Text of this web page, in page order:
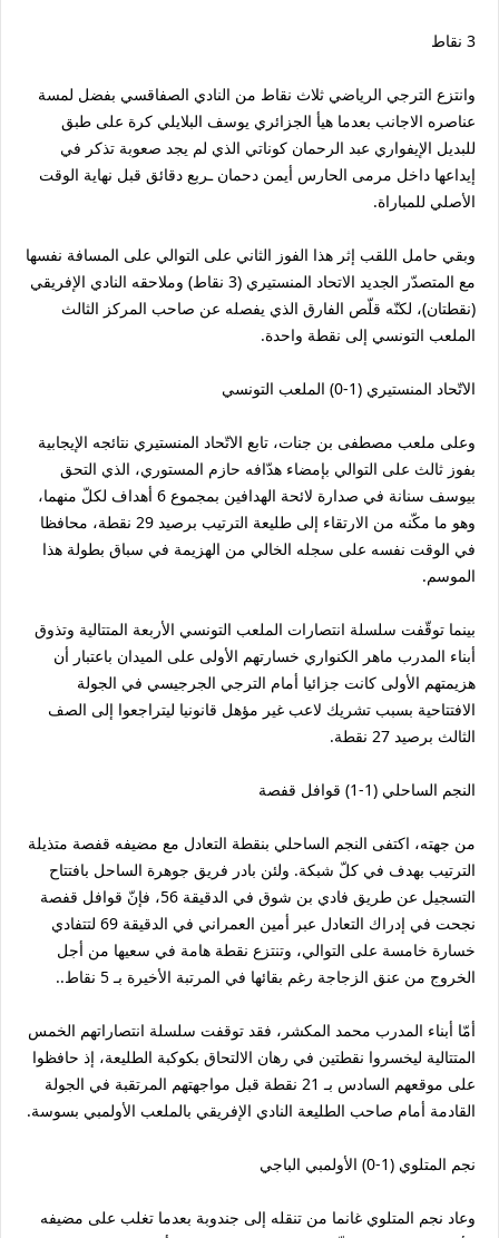
3 نقاط
وانتزع الترجي الرياضي ثلاث نقاط من النادي الصفاقسي بفضل لمسة
عناصره الاجانب بعدما هيأ الجزائري يوسف البلايلي كرة على طبق
للبديل الإيفواري عبد الرحمان كوناتي الذي لم يجد صعوبة تذكر في
إيداعها داخل مرمى الحارس أيمن دحمان ـربع دقائق قبل نهاية الوقت
الأصلي للمباراة.
وبقي حامل اللقب إثر هذا الفوز الثاني على التوالي على المسافة نفسها
مع المتصدّر الجديد الاتحاد المنستيري (3 نقاط) وملاحقه النادي الإفريقي
(نقطتان)، لكنّه قلّص الفارق الذي يفصله عن صاحب المركز الثالث
الملعب التونسي إلى نقطة واحدة.
الاتّحاد المنستيري (1-0) الملعب التونسي
وعلى ملعب مصطفى بن جنات، تابع الاتّحاد المنستيري نتائجه الإيجابية
بفوز ثالث على التوالي بإمضاء هدّافه حازم المستوري، الذي التحق
بيوسف سنانة في صدارة لائحة الهدافين بمجموع 6 أهداف لكلّ منهما،
وهو ما مكّنه من الارتقاء إلى طليعة الترتيب برصيد 29 نقطة، محافظا
في الوقت نفسه على سجله الخالي من الهزيمة في سباق بطولة هذا
الموسم.
بينما توقّفت سلسلة انتصارات الملعب التونسي الأربعة المتتالية وتذوق
أبناء المدرب ماهر الكنواري خسارتهم الأولى على الميدان باعتبار أن
هزيمتهم الأولى كانت جزائيا أمام الترجي الجرجيسي في الجولة
الافتتاحية بسبب تشريك لاعب غير مؤهل قانونيا ليتراجعوا إلى الصف
الثالث برصيد 27 نقطة.
النجم الساحلي (1-1) قوافل قفصة
من جهته، اكتفى النجم الساحلي بنقطة التعادل مع مضيفه قفصة متذيلة
الترتيب بهدف في كلّ شبكة. ولئن بادر فريق جوهرة الساحل بافتتاح
التسجيل عن طريق فادي بن شوق في الدقيقة 56، فإنّ قوافل قفصة
نجحت في إدراك التعادل عبر أمين العمراني في الدقيقة 69 لتتفادي
خسارة خامسة على التوالي، وتنتزع نقطة هامة في سعيها من أجل
الخروج من عنق الزجاجة رغم بقائها في المرتبة الأخيرة بـ 5 نقاط..
أمّا أبناء المدرب محمد المكشر، فقد توقفت سلسلة انتصاراتهم الخمس
المتتالية ليخسروا نقطتين في رهان الالتحاق بكوكبة الطليعة، إذ حافظوا
على موقعهم السادس بـ 21 نقطة قبل مواجهتهم المرتقبة في الجولة
القادمة أمام صاحب الطليعة النادي الإفريقي بالملعب الأولمبي بسوسة.
نجم المتلوي (1-0) الأولمبي الباجي
وعاد نجم المتلوي غانما من تنقله إلى جندوبة بعدما تغلب على مضيفه